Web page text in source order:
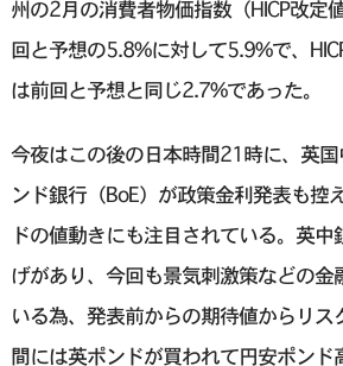
州の2月の消費者物価指数（HICP改定
回と予想の5.8%に対して5.9%で、
は前回と予想と同じ2.7%であった。
今夜はこの後の日本時間21時に、英
ンド銀行（BoE）が政策金利発表も控
ドの値動きにも注目されている。英中
げがあり、今回も景気刺激策などの金
いる為、発表前からの期待値からリス
間には英ポンドが買われて円安ポンド